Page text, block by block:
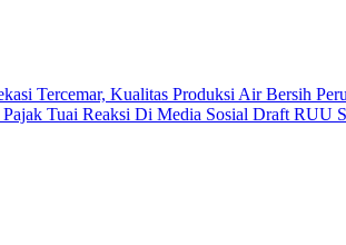
Tercemar, Kualitas Produksi Air Bersih
Tuai Reaksi Di Media Sosial Draft RUU